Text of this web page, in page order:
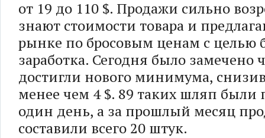
от 19 до 110 $. Продажи сильно
знают стоимости товара и
рынке по бросовым ценам с целью
заработка. Сегодня было замечено
достигли нового минимума,
менее чем 4 $. 89 таких шляп были
один день, а за прошлый месяц
составили всего 20 штук.